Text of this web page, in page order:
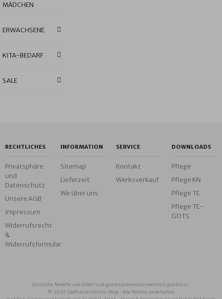
MÄDCHEN
ERWACHSENE
KITA-BEDARF
SALE
RECHTLICHES
Privatsphäre
und
Datenschutz
Unsere AGB
Impressum
Widerrufsrecht
&
Widerrufsformular
INFORMATION
Sitemap
Lieferzeit
Wir über uns
SERVICE
Kontakt
Werksverkauf
DOWNLOADS
Pflege
Pflege KN
Pflege TE
Pflege TE-
GOTS
Sämtliche Modelle und Bilder sind geschmacksmusterrechtlich geschützt.
© 2026 Südfrottier Online-Shop • Alle Rechte vorbehalten